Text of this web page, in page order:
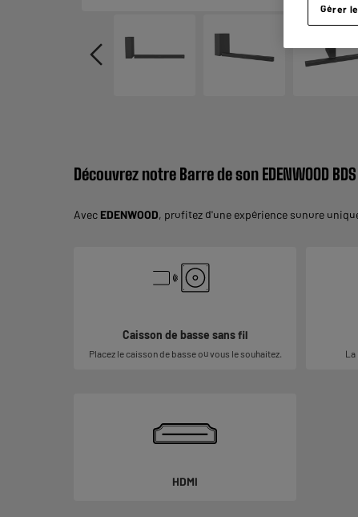
Découvrez notre Barre de son EDENWOOD
Avec EDENWOOD, profitez d'une expérience sonore
Caisson de basse sans fil
Placez le caisson de basse où vous le souhaitez. La
HDMI
Gérer